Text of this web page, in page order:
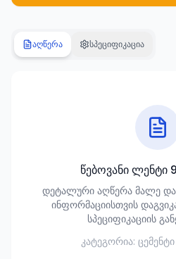
ეზო
701
კლიმატური
ტექნიკა
აღწერა სპეციფიკაცია
წებოვანი ლენტი
დეტალური აღწერა მალე
ინფორმაციისთვის
სპეციფიკაციის
კატეგორია: